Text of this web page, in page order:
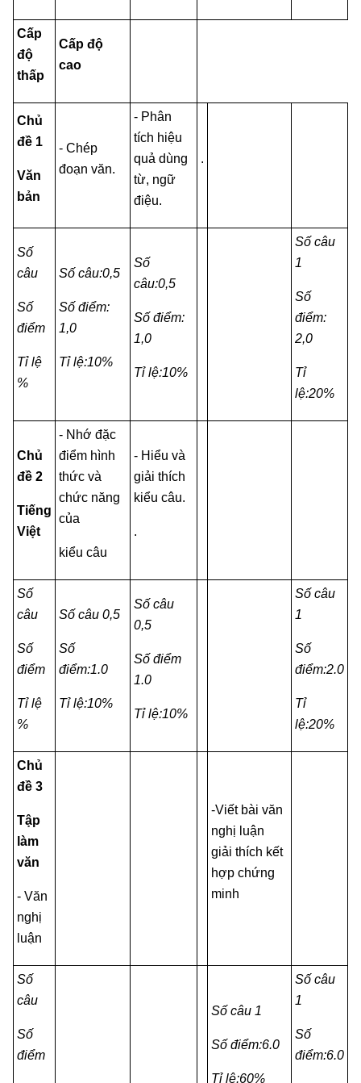
Cấp
độ
thấp
Cấp độ
cao
Chủ
đề 1
Văn
bản
- Chép
đoạn văn.
- Phân
tích hiệu
quả dùng
từ, ngữ
điệu.
.
Số
câu
Số
điểm
Tỉ lệ
%
Số câu:0,5
Số điểm:
1,0
Tỉ lệ:10%
Số
câu:0,5
Số điểm:
1,0
Tỉ lệ:10%
Số câu
1
Số
điểm:
2,0
Tỉ
lệ:20%
Chủ
đề 2
Tiếng
Việt
- Nhớ đặc
điểm hình
thức và
chức năng
của
kiểu câu
- Hiểu và
giải thích
kiểu câu.
.
Số
câu
Số
điểm
Tỉ lệ
%
Số câu 0,5
Số
điểm:1.0
Tỉ lệ:10%
Số câu
0,5
Số điểm
1.0
Tỉ lệ:10%
Số câu
1
Số
điểm:2.0
Tỉ
lệ:20%
Chủ
đề 3
Tập
làm
văn
- Văn
nghị
luận
-Viết bài văn
nghị luận
giải thích kết
hợp chứng
minh
Số
câu
Số
điểm
Số câu 1
Số điểm:6.0
Tỉ lệ:60%
Số câu
1
Số
điểm:6.0